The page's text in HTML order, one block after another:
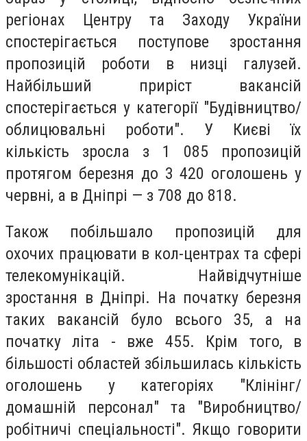
регіонах Центру та Заходу України
спостерігається поступове зростання
пропозицій роботи в низці галузей.
Найбільший приріст вакансій
спостерігається у категорії "Будівництво/
облицювальні роботи". У Києві їх
кількість зросла з 1 085 пропозицій
протягом березня до 3 420 оголошень у
червні, а в Дніпрі — з 708 до 818.
Також побільшало пропозицій для
охочих працювати в кол-центрах та сфері
телекомунікацій. Найвідчутніше
зростання в Дніпрі. На початку березня
таких вакансій було всього 35, а на
початку літа - вже 455. Крім того, в
більшості областей збільшилась кількість
оголошень у категоріях "Клінінг/
домашній персонал" та "Виробництво/
робітничі спеціальності". Якщо говорити